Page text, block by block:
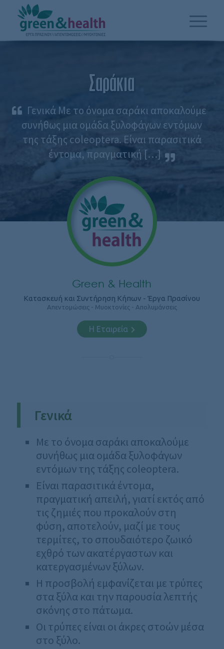
Σαράκια
Γενικά Με το όνομα σαράκι αποκαλούμε
συνήθως μια ομάδα ξυλοφάγων εντόμων
της τάξης coleoptera. Είναι παρασιτικά
έντομα, πραγματική […]
Green & Health
Κατασκευή και Συντήρηση Κήπων - Έργα Πρασίνου
Απεντομώσεις - Μυοκτονίες - Απολυμάνσεις
Η Εταιρεία
Γενικά
Με το όνομα σαράκι αποκαλούμε
συνήθως μια ομάδα ξυλοφάγων
εντόμων της τάξης coleoptera.
Είναι παρασιτικά έντομα,
πραγματική απειλή, γιατί εκτός από
τις ζημιές που προκαλούν στη
φύση, αποτελούν, μαζί με τους
τερμίτες, το σπουδαιότερο ζωικό
εχθρό των ακατέργαστων και
κατεργασμένων ξύλων.
Η προσβολή εμφανίζεται με τρύπες
στα ξύλα και την παρουσία λεπτής
σκόνης στο πάτωμα.
Οι τρύπες είναι οι άκρες στοών μέσα
στο ξύλο.